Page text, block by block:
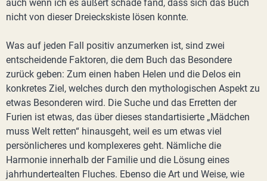
auch wenn ich es äußert schade fand, dass sich das Buch
nicht von dieser Dreieckskiste lösen konnte.
Was auf jeden Fall positiv anzumerken ist, sind zwei
entscheidende Faktoren, die dem Buch das Besondere
zurück geben: Zum einen haben Helen und die Delos ein
konkretes Ziel, welches durch den mythologischen Aspekt zu
etwas Besonderen wird. Die Suche und das Erretten der
Furien ist etwas, das über dieses standartisierte „Mädchen
muss Welt retten“ hinausgeht, weil es um etwas viel
persönlicheres und komplexeres geht. Nämliche die
Harmonie innerhalb der Familie und die Lösung eines
jahrhundertealten Fluches. Ebenso die Art und Weise, wie